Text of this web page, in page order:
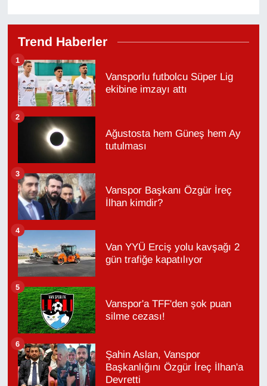
Trend Haberler
Vansporlu futbolcu Süper Lig
ekibine imzayı attı
1
Ağustosta hem Güneş hem Ay
tutulması
2
Vanspor Başkanı Özgür İreç
İlhan kimdir?
3
Van YYÜ Erciş yolu kavşağı 2
gün trafiğe kapatılıyor
4
Vanspor'a TFF'den şok puan
silme cezası!
5
Şahin Aslan, Vanspor
Başkanlığını Özgür İreç İlhan'a
Devretti
6